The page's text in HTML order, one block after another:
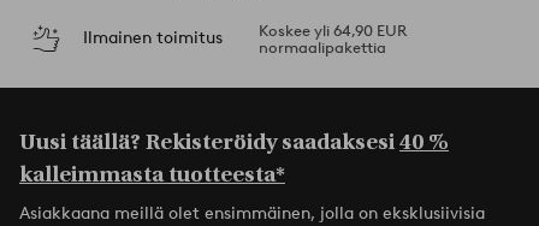
Ilmainen toimitus
Koskee yli 64,90 EUR
normaalipakettia
Uusi täällä? Rekisteröidy saadaksesi40 %
kalleimmasta tuotteesta*
Asiakkaana meillä olet ensimmäinen, jolla on eksklusiivisia